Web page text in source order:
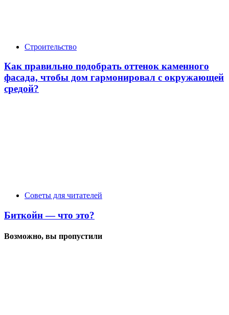
Строительство
Как правильно подобрать оттенок каменного
фасада, чтобы дом гармонировал с окружающей
средой?
Советы для читателей
Биткойн — что это?
Возможно, вы пропустили